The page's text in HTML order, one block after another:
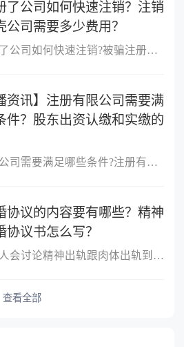
了公司如何快速注销？注销
公司需要多少费用？
被骗注册了公司如何快速注销?被骗注册公司想注销该公司的注销流程：
资讯】注册有限公司需要满
件？股东出资认缴和实缴的
注册有限公司需要满足哪些条件?注册有限公司需要满足什么条件?1、股
协议的内容要有哪些？精神
协议书怎么写？
现在很多人会讨论精神出轨跟肉体出轨到底哪个更严重？这个不同的人
查看全部